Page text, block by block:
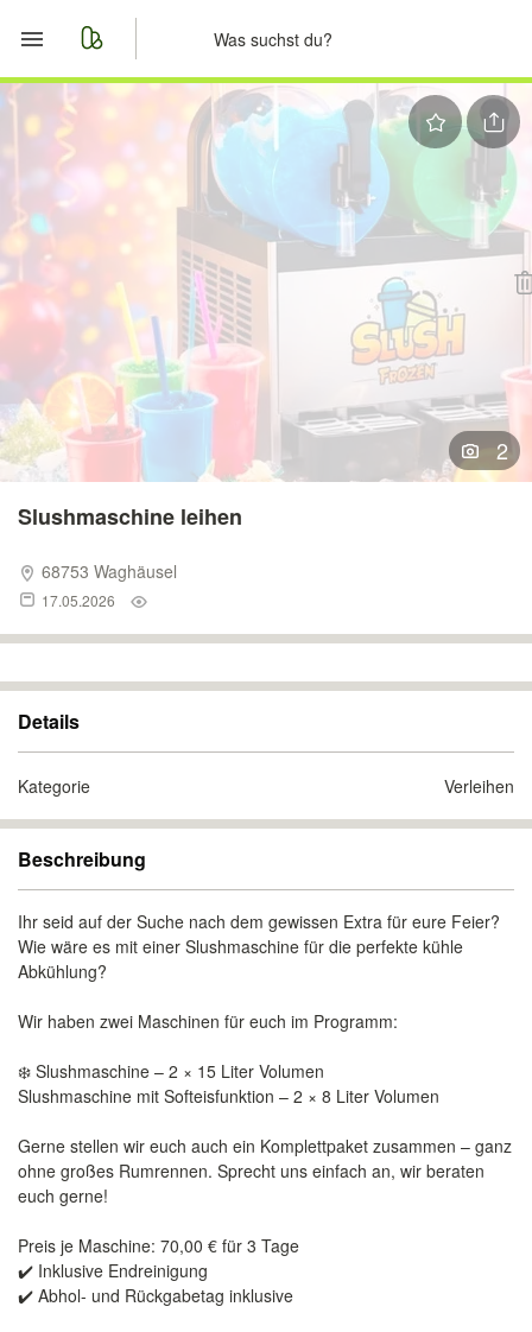
Start
Merkliste
Nachrichten
Anzeige aufgeben
2
Slushmaschine leihen
68753 Waghäusel
17.05.2026
Details
Kategorie Verleihen
Beschreibung
Ihr seid auf der Suche nach dem gewissen Extra für eure Feier?
Wie wäre es mit einer Slushmaschine für die perfekte kühle
Abkühlung?
Wir haben zwei Maschinen für euch im Programm:
❄️ Slushmaschine – 2 × 15 Liter Volumen
Slushmaschine mit Softeisfunktion – 2 × 8 Liter Volumen
Gerne stellen wir euch auch ein Komplettpaket zusammen – ganz
ohne großes Rumrennen. Sprecht uns einfach an, wir beraten
euch gerne!
Preis je Maschine: 70,00 € für 3 Tage
✔️ Inklusive Endreinigung
✔️ Abhol- und Rückgabetag inklusive